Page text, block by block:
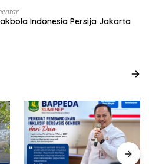
Indonesia Persija Jakarta